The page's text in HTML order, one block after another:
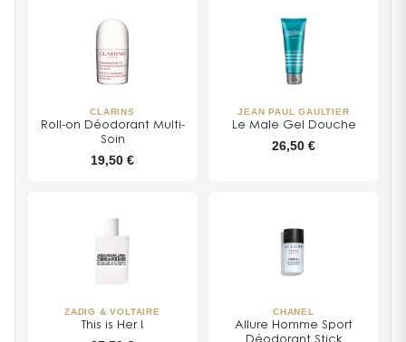
CLARINS
Roll-on Déodorant Multi-
Soin
19,50 €
JEAN PAUL GAULTIER
Le Male Gel Douche
26,50 €
ZADIG & VOLTAIRE
This is Her !
CHANEL
Allure Homme Sport